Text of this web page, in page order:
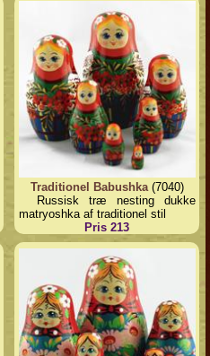
Traditionel Babushka(7040)
Russisk træ nesting dukke
matryoshka af traditionel stil
Pris 213